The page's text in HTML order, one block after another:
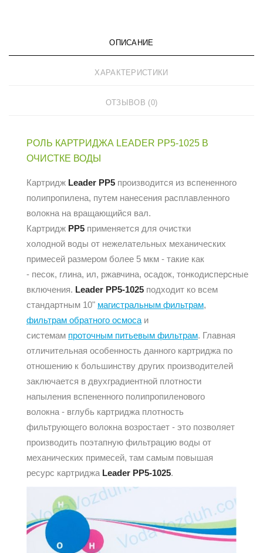
ОПИСАНИЕ
ХАРАКТЕРИСТИКИ
ОТЗЫВОВ (0)
РОЛЬ КАРТРИДЖА LEADER PP5-1025 В
ОЧИСТКЕ ВОДЫ
Картридж Leader PP5 производится из вспененного
полипропилена, путем нанесения расплавленного
волокна на вращающийся вал.
Картридж PP5 применяется для очистки
холодной воды от нежелательных механических
примесей размером более 5 мкм - такие как
- песок, глина, ил, ржавчина, осадок, тонкодисперсные
включения. Leader PP5-1025 подходит ко всем
стандартным 10" магистральным фильтрам,
фильтрам обратного осмоса и
системам проточным питьевым фильтрам. Главная
отличительная особенность данного картриджа по
отношению к большинству других производителей
заключается в двухградиентной плотности
напыления вспененного полипропиленового
волокна - вглубь картриджа плотность
фильтрующего волокна возростает - это позволяет
производить поэтапную фильтрацию воды от
механических примесей, там самым повышая
ресурс картриджа Leader PP5-1025.